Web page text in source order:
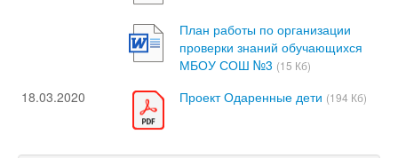
План работы по организации
проверки знаний обучающихся
МБОУ СОШ №3 (15 Кб)
18.03.2020 Проект Одаренные дети (194 Кб)